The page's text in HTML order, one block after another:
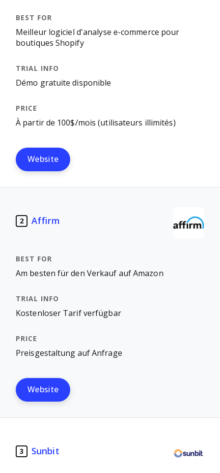
Meilleur logiciel d'analyse e-commerce pour
boutiques Shopify
Démo gratuite disponible
À partir de 100$/mois (utilisateurs illimités)
Website
2 Affirm
Am besten für den Verkauf auf Amazon
Kostenloser Tarif verfügbar
Preisgestaltung auf Anfrage
Website
3 Sunbit